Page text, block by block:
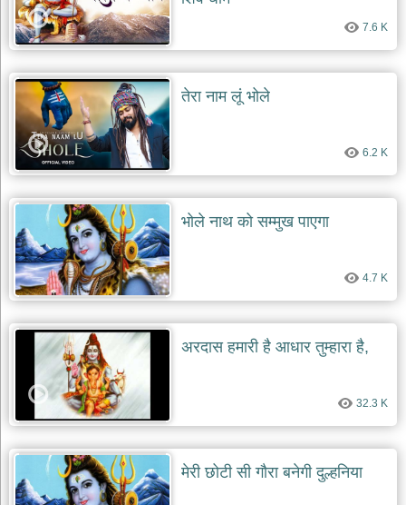
रानी
सती
दादी
भजन
rani
sati
dadi
bhajans
बावा
लाल
भजन
lal
dayal
bhajans
शनि
देव
भजन
आज
का
भजन
bhajan
day
7.6 K
तेरा नाम लूं भोले
6.2 K
भोले नाथ को सम्मुख पाएगा
4.7 K
अरदास हमारी है आधार तुम्हारा है,
32.3 K
मेरी छोटी सी गौरा बनेगी दुल्हनिया